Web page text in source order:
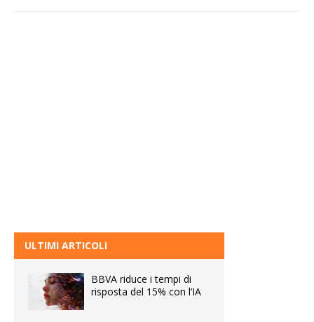
ULTIMI ARTICOLI
BBVA riduce i tempi di
risposta del 15% con l’IA